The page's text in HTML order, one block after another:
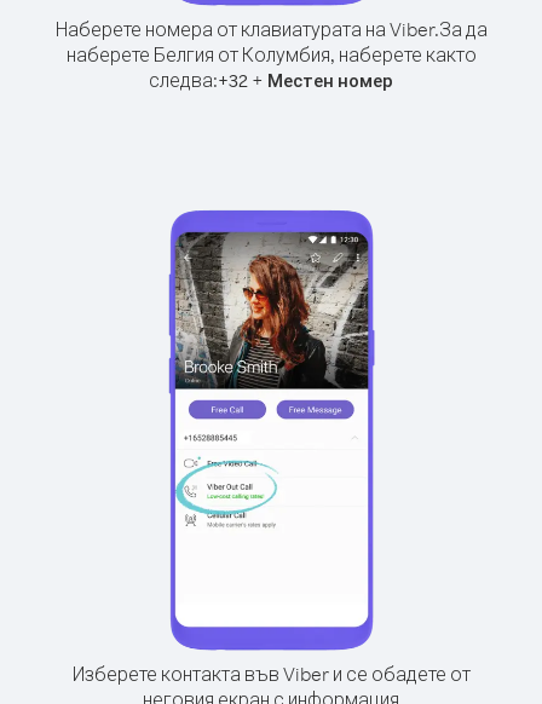
Наберете номера от клавиатурата на Viber.За да
наберете Белгия от Колумбия, наберете както
следва:+32 + Местен номер
Изберете контакта във Viber и се обадете от
неговия екран с информация